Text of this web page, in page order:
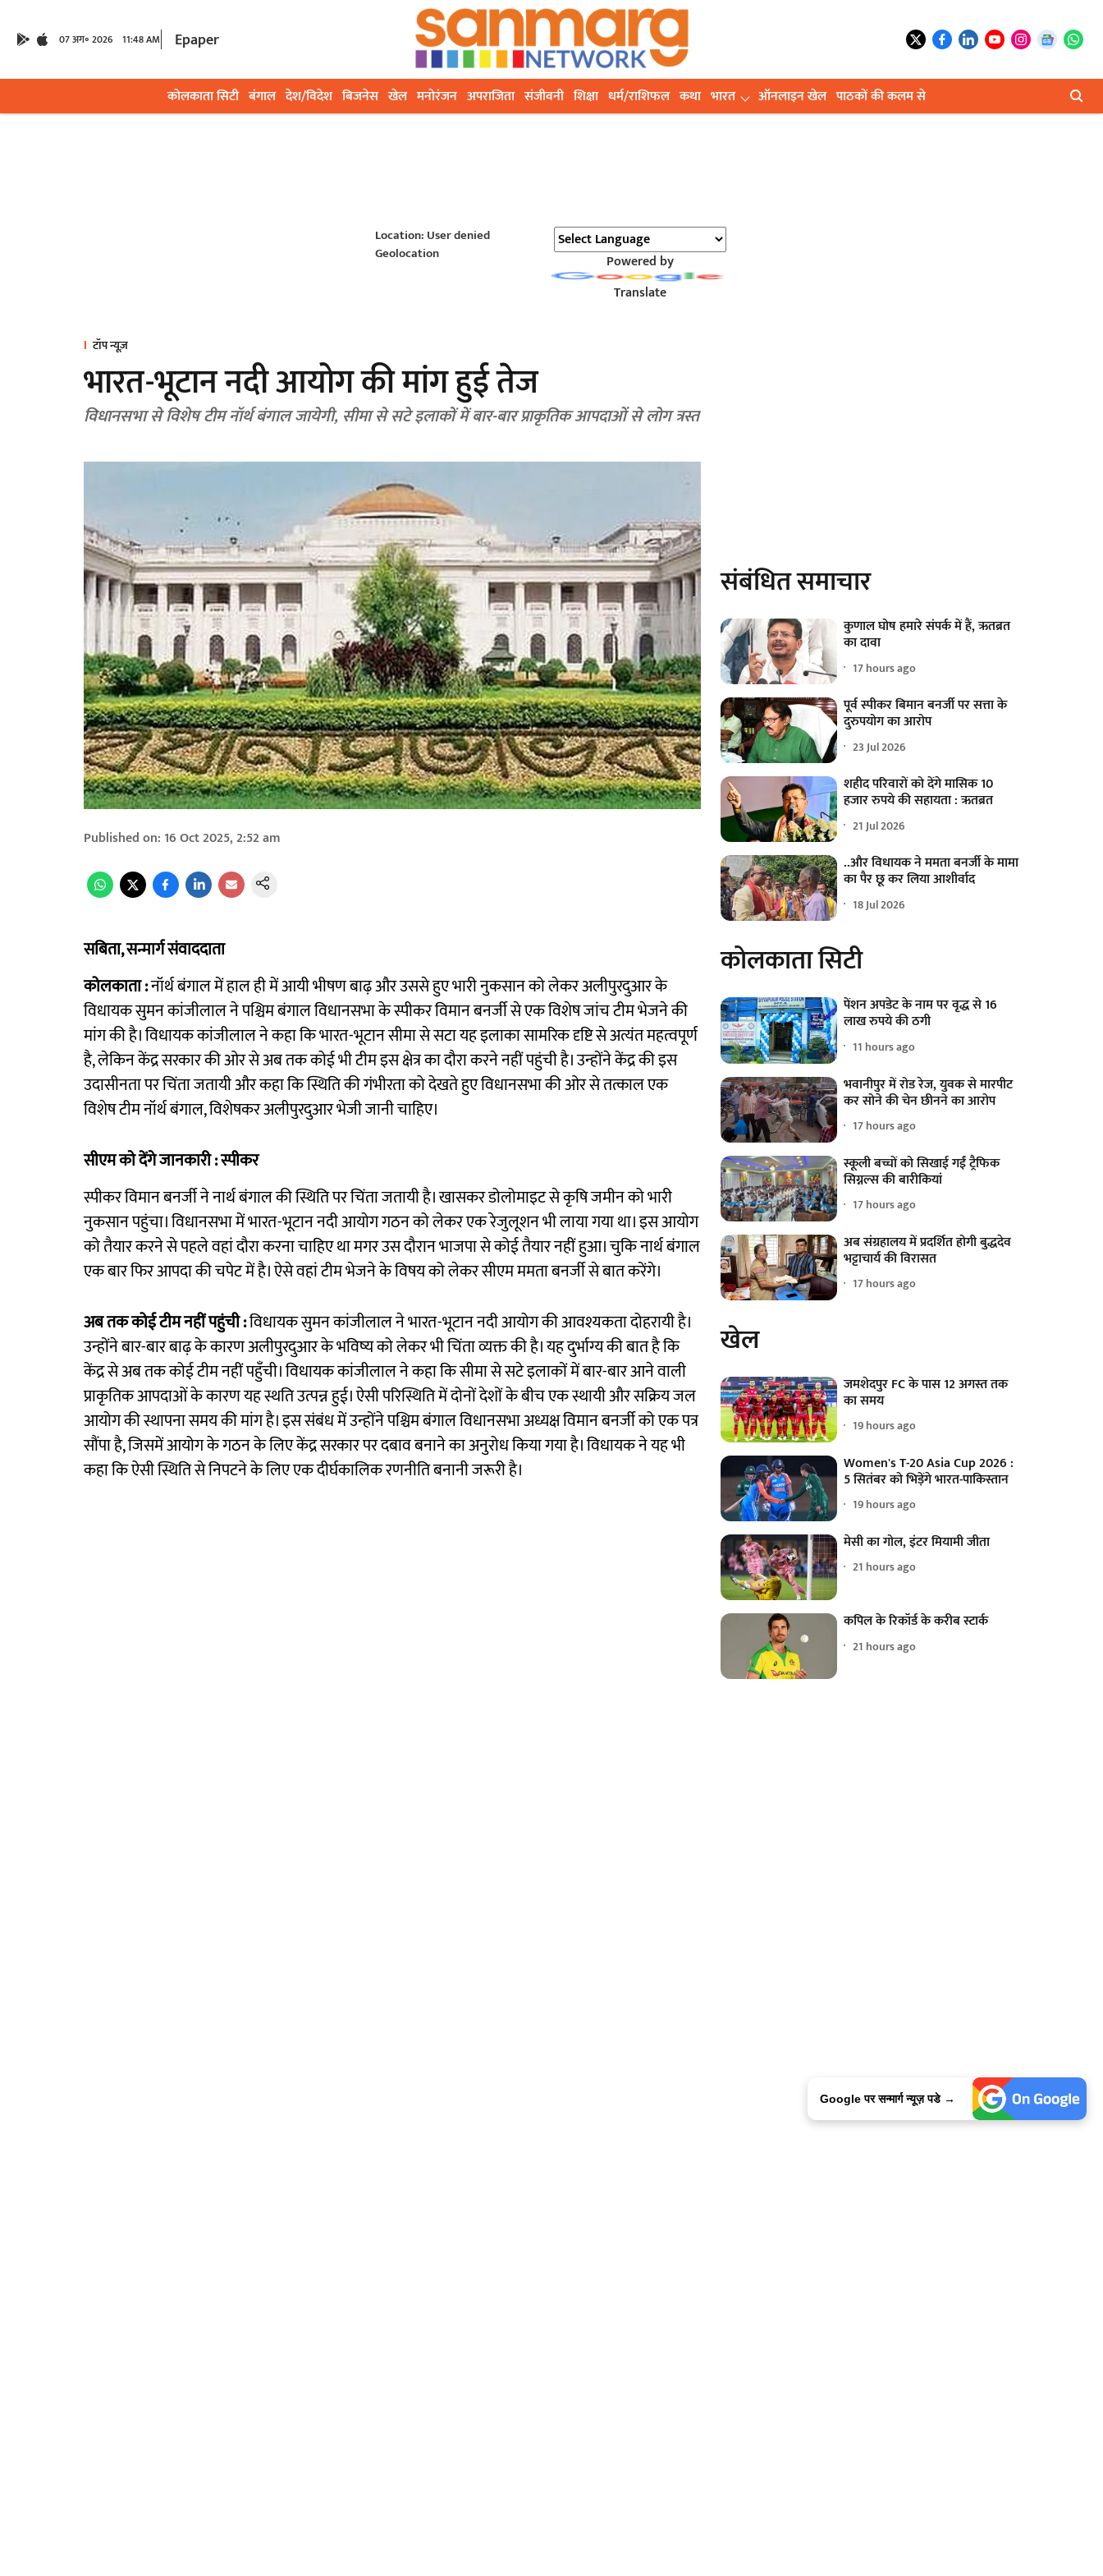
07 अग॰ 2026 11:48 AM Epaper
कोलकाता सिटी बंगाल देश/विदेश बिजनेस खेल मनोरंजन अपराजिता संजीवनी शिक्षा धर्म/राशिफल कथा भारत ऑनलाइन खेल पाठकों की कलम से
Location: User denied
Geolocation
Powered by
Translate
टॉप न्यूज़
भारत-भूटान नदी आयोग की मांग हुई तेज
विधानसभा से विशेष टीम नॉर्थ बंगाल जायेगी, सीमा से सटे इलाकों में बार-बार प्राकृतिक आपदाओं से लोग त्रस्त
Published on: 16 Oct 2025, 2:52 am
सबिता, सन्मार्ग संवाददाता
कोलकाता :नॉर्थ बंगाल में हाल ही में आयी भीषण बाढ़ और उससे हुए भारी नुकसान को लेकर अलीपुरदुआर के
विधायक सुमन कांजीलाल ने पश्चिम बंगाल विधानसभा के स्पीकर विमान बनर्जी से एक विशेष जांच टीम भेजने की
मांग की है। विधायक कांजीलाल ने कहा कि भारत-भूटान सीमा से सटा यह इलाका सामरिक दृष्टि से अत्यंत महत्वपूर्ण
है, लेकिन केंद्र सरकार की ओर से अब तक कोई भी टीम इस क्षेत्र का दौरा करने नहीं पहुंची है। उन्होंने केंद्र की इस
उदासीनता पर चिंता जतायी और कहा कि स्थिति की गंभीरता को देखते हुए विधानसभा की ओर से तत्काल एक
विशेष टीम नॉर्थ बंगाल, विशेषकर अलीपुरदुआर भेजी जानी चाहिए।
सीएम काे देंगे जानकारी : स्पीकर
स्पीकर विमान बनर्जी ने नार्थ बंगाल की स्थिति पर चिंता जतायी है। खासकर डोलोमाइट से कृषि जमीन को भारी
नुकसान पहुंचा। विधानसभा में भारत-भूटान नदी आयोग गठन को लेकर एक रेजुलूशन भी लाया गया था। इस आयोग
को तैयार करने से पहले वहां दौरा करना चाहिए था मगर उस दौरान भाजपा से कोई तैयार नहीं हुआ। चुकि नार्थ बंगाल
एक बार फिर आपदा की चपेट में है। ऐसे वहां टीम भेजने के विषय को लेकर सीएम ममता बनर्जी से बात करेंगे।
अब तक कोई टीम नहीं पहुंची :विधायक सुमन कांजीलाल ने भारत-भूटान नदी आयोग की आवश्यकता दोहरायी है।
उन्होंने बार-बार बाढ़ के कारण अलीपुरदुआर के भविष्य को लेकर भी चिंता व्यक्त की है। यह दुर्भाग्य की बात है कि
केंद्र से अब तक कोई टीम नहीं पहुँची। विधायक कांजीलाल ने कहा कि सीमा से सटे इलाकों में बार-बार आने वाली
प्राकृतिक आपदाओं के कारण यह स्थति उत्पन्न हुई। ऐसी परिस्थिति में दोनों देशों के बीच एक स्थायी और सक्रिय जल
आयोग की स्थापना समय की मांग है। इस संबंध में उन्होंने पश्चिम बंगाल विधानसभा अध्यक्ष विमान बनर्जी को एक पत्र
सौंपा है, जिसमें आयोग के गठन के लिए केंद्र सरकार पर दबाव बनाने का अनुरोध किया गया है। विधायक ने यह भी
कहा कि ऐसी स्थिति से निपटने के लिए एक दीर्घकालिक रणनीति बनानी जरूरी है।
संबंधित समाचार
कुणाल घोष हमारे संपर्क में हैं, ऋतब्रत
का दावा
17 hours ago
पूर्व स्पीकर बिमान बनर्जी पर सत्ता के
दुरुपयोग का आरोप
23 Jul 2026
शहीद परिवारों को देंगे मासिक 10
हजार रुपये की सहायता : ऋतब्रत
21 Jul 2026
..और विधायक ने ममता बनर्जी के मामा
का पैर छू कर लिया आशीर्वाद
18 Jul 2026
कोलकाता सिटी
पेंशन अपडेट के नाम पर वृद्ध से 16
लाख रुपये की ठगी
11 hours ago
भवानीपुर में रोड रेज, युवक से मारपीट
कर सोने की चेन छीनने का आरोप
17 hours ago
स्कूली बच्चों को सिखाई गईं ट्रैफिक
सिग्नल्स की बारीकियां
17 hours ago
अब संग्रहालय में प्रदर्शित होगी बुद्धदेव
भट्टाचार्य की विरासत
17 hours ago
खेल
जमशेदपुर FC के पास 12 अगस्त तक
का समय
19 hours ago
Women's T-20 Asia Cup 2026 :
5 सितंबर को भिड़ेंगे भारत-पाकिस्तान
19 hours ago
मेसी का गोल, इंटर मियामी जीता
21 hours ago
कपिल के रिकॉर्ड के करीब स्टार्क
21 hours ago
Google पर सन्मार्ग न्यूज़ पडे →